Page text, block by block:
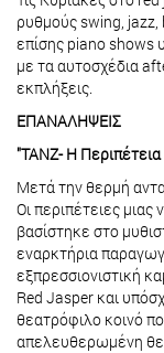
ρυθμούς swing,
επίσης piano shows
με τα αυτοσχέδια
εκπλήξεις.
ΕΠΑΝΑΛΗΨΕΙΣ
"TANZ- Η
Μετά την θερμή
Οι περιπέτειες
βασίστηκε στο
εναρκτήρια
εξπρεσσιονιστική
Red Jasper και
θεατρόφιλο κοινό
απελευθερωμένη